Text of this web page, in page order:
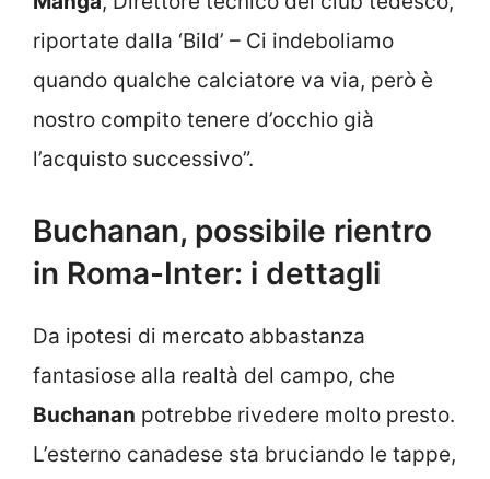
riportate dalla ‘Bild’ – Ci indeboliamo
quando qualche calciatore va via, però è
nostro compito tenere d’occhio già
l’acquisto successivo”.
Buchanan, possibile rientro
in Roma-Inter: i dettagli
Da ipotesi di mercato abbastanza
fantasiose alla realtà del campo, che
Buchanan potrebbe rivedere molto presto.
L’esterno canadese sta bruciando le tappe,